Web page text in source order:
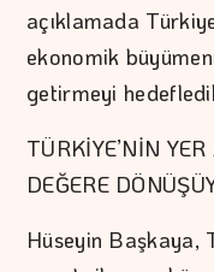
açıklamada
ekonomik
getirmeyi
TÜRKİYE’NİN
DEĞERE
Hüseyin Başkaya,